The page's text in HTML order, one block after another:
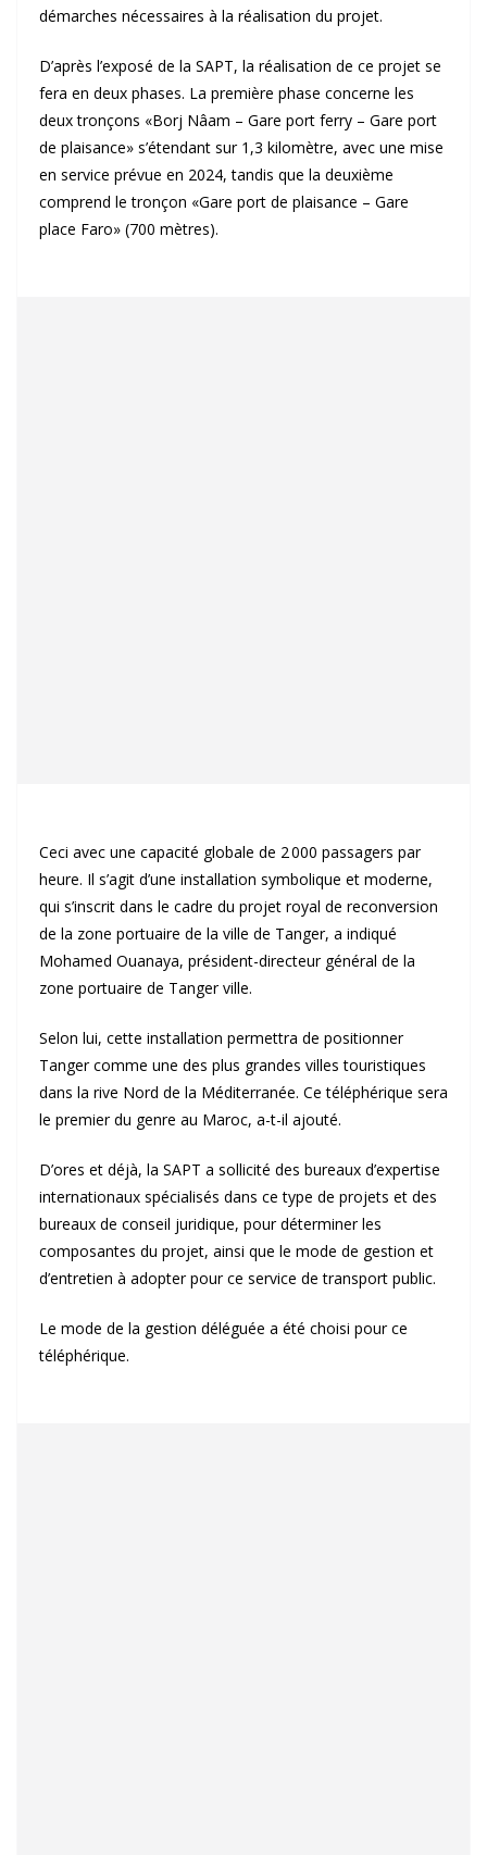
démarches nécessaires à la réalisation du projet.
D’après l’exposé de la SAPT, la réalisation de ce projet se
fera en deux phases. La première phase concerne les
deux tronçons «Borj Nâam – Gare port ferry – Gare port
de plaisance» s’étendant sur 1,3 kilomètre, avec une mise
en service prévue en 2024, tandis que la deuxième
comprend le tronçon «Gare port de plaisance – Gare
place Faro» (700 mètres).
Ceci avec une capacité globale de 2 000 passagers par
heure. Il s’agit d’une installation symbolique et moderne,
qui s’inscrit dans le cadre du projet royal de reconversion
de la zone portuaire de la ville de Tanger, a indiqué
Mohamed Ouanaya, président-directeur général de la
zone portuaire de Tanger ville.
Selon lui, cette installation permettra de positionner
Tanger comme une des plus grandes villes touristiques
dans la rive Nord de la Méditerranée. Ce téléphérique sera
le premier du genre au Maroc, a-t-il ajouté.
D’ores et déjà, la SAPT a sollicité des bureaux d’expertise
internationaux spécialisés dans ce type de projets et des
bureaux de conseil juridique, pour déterminer les
composantes du projet, ainsi que le mode de gestion et
d’entretien à adopter pour ce service de transport public.
Le mode de la gestion déléguée a été choisi pour ce
téléphérique.